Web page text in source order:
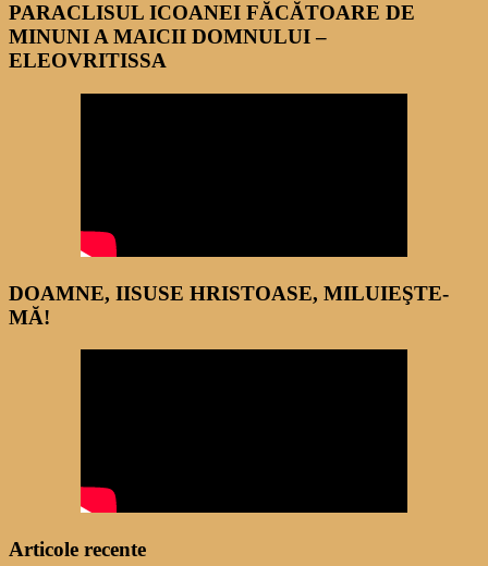
PARACLISUL ICOANEI FĂCĂTOARE DE
MINUNI A MAICII DOMNULUI –
ELEOVRITISSA
DOAMNE, IISUSE HRISTOASE, MILUIEŞTE-
MĂ!
Articole recente